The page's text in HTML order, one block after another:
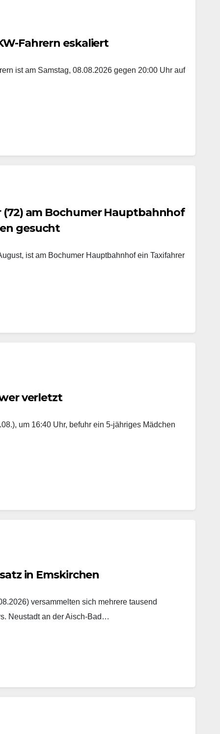
Fahrern eskaliert
ist am Samstag, 08.08.2026 gegen 20:00 Uhr auf
(72) am Bochumer Hauptbahnhof
gesucht
ist am Bochumer Hauptbahnhof ein Taxifahrer
verletzt
um 16:40 Uhr, befuhr ein 5-jähriges Mädchen
in Emskirchen
versammelten sich mehrere tausend
Neustadt an der Aisch-Bad…